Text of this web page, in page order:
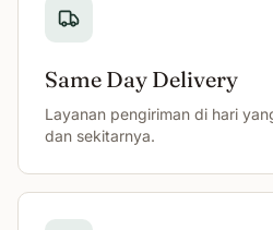
Same Day Delivery
Layanan pengiriman di hari
dan sekitarnya.